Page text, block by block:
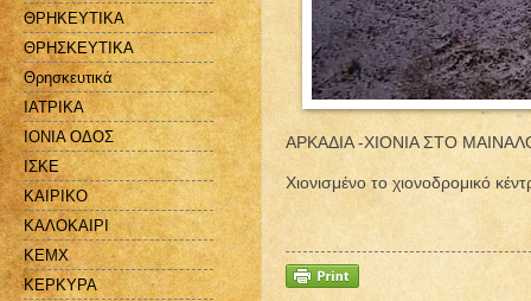
ΑΡΚΑΔΙΑ -ΧΙΟΝΙΑ ΣΤΟ
Χιονισμένο το χιονοδρομικό
ΘΡΗΚΕΥΤΙΚΑ
ΘΡΗΣΚΕΥΤΙΚΑ
Θρησκευτικά
ΙΑΤΡΙΚΑ
ΙΟΝΙΑ ΟΔΟΣ
ΙΣΚΕ
ΚΑΙΡΙΚΟ
ΚΑΛΟΚΑΙΡΙ
ΚΕΜΧ
ΚΕΡΚΥΡΑ